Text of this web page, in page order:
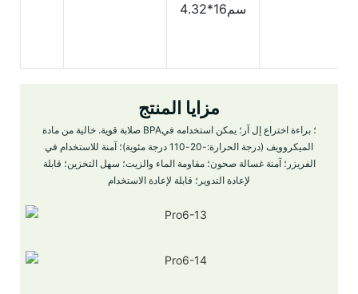
سم16*4.32
مزايا المنتج
صلابة قوية. خالية من مادة BPA؛ براءة اختراع إل آر؛ يمكن استخدامه في
الميكروويف (درجة الحرارة:-20-110 درجة مئوية)؛ آمنة للاستخدام في
الفريزر؛ آمنة غسالة صحون؛ مقاومة الماء والزيت؛ سهل التخزين؛ قابلة
لإعادة التدوير؛ قابلة لإعادة الاستخدام